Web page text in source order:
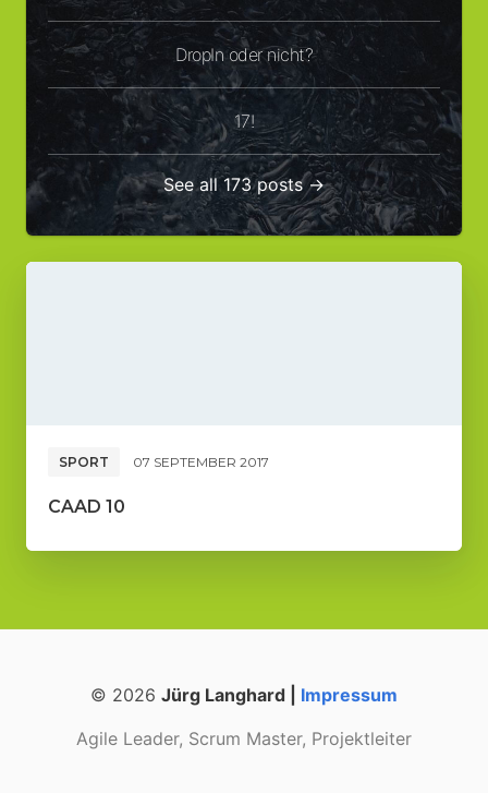
DropIn oder nicht?
17!
See all 173 posts →
SPORT 07 SEPTEMBER 2017
CAAD 10
© 2026 Jürg Langhard | Impressum
Agile Leader, Scrum Master, Projektleiter